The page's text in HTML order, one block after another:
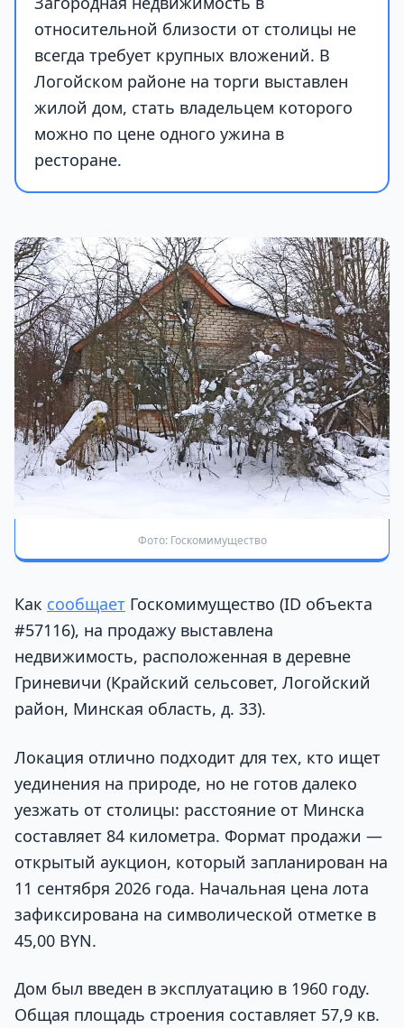
относительной близости от столицы не
всегда требует крупных вложений. В
Логойском районе на торги выставлен
жилой дом, стать владельцем которого
можно по цене одного ужина в
ресторане.
Фото: Госкомимущество
Как сообщает Госкомимущество (ID объекта
#57116), на продажу выставлена
недвижимость, расположенная в деревне
Гриневичи (Крайский сельсовет, Логойский
район, Минская область, д. 33).
Локация отлично подходит для тех, кто ищет
уединения на природе, но не готов далеко
уезжать от столицы: расстояние от Минска
составляет 84 километра. Формат продажи —
открытый аукцион, который запланирован на
11 сентября 2026 года. Начальная цена лота
зафиксирована на символической отметке в
45,00 BYN.
Дом был введен в эксплуатацию в 1960 году.
Общая площадь строения составляет 57,9 кв.